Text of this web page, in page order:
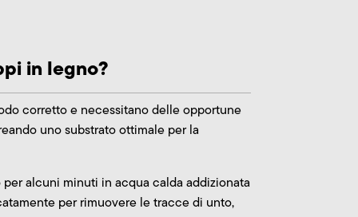
in legno?
corretto e necessitano delle opportune
uno substrato ottimale per la
alcuni minuti in acqua calda addizionata
per rimuovere le tracce di unto,